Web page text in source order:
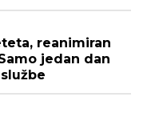
reanimiran
jedan dan